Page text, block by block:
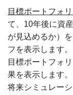
目標ポートフォ
て、10年後に資
が見込めるか）
フを表示します。
目標ポートフォ
果を表示します。
将来シミュレー